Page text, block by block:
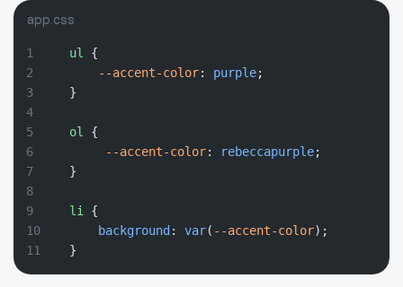
app.css
ul
{
--accent-color: purple;
}
ol
{
--accent-color: rebeccapurple;
}
li
{
background : var( --accent-color);
}